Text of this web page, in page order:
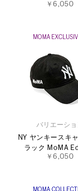
￥6,050
バリエーショ
NY ヤンキースキ
ラック MoMA
￥6,050